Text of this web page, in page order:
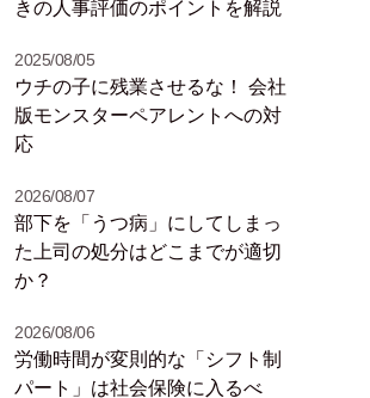
きの人事評価のポイントを解説
2025/08/05
ウチの子に残業させるな！ 会社
版モンスターペアレントへの対
応
2026/08/07
部下を「うつ病」にしてしまっ
た上司の処分はどこまでが適切
か？
2026/08/06
労働時間が変則的な「シフト制
パート」は社会保険に入るべ